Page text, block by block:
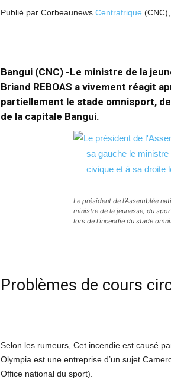
Publié par Corbeaunews Centrafrique
Bangui (CNC) -Le ministre de la
Briand REBOAS a vivement réagit
partiellement le stade omnisport,
de la capitale Bangui.
Le président de l’Assemblée
ministre de la jeunesse, du
lors de l’incendie du stade
Problèmes de cours
Selon les rumeurs, Cet incendie est causé
Olympia est une entreprise d’un sujet
Office national du sport).